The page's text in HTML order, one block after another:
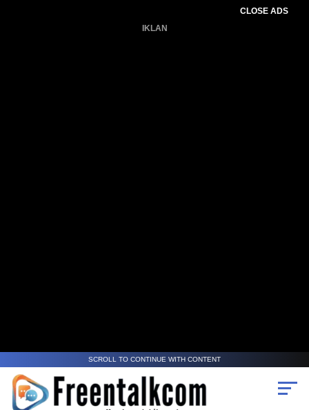
CLOSE ADS
IKLAN
SCROLL TO CONTINUE WITH CONTENT